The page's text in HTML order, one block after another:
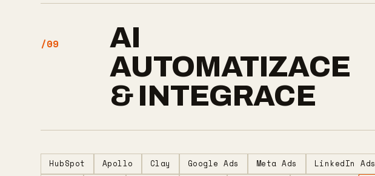
/09
AI
AUTOMATIZACE
& INTEGRACE
HubSpot Apollo Clay Google Ads Meta Ads LinkedIn Ads